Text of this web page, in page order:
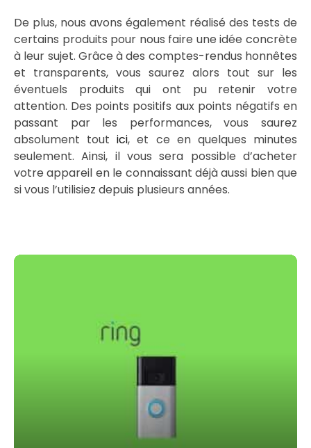
De plus, nous avons également réalisé des tests de
certains produits pour nous faire une idée concrète
à leur sujet. Grâce à des comptes-rendus honnêtes
et transparents, vous saurez alors tout sur les
éventuels produits qui ont pu retenir votre
attention. Des points positifs aux points négatifs en
passant par les performances, vous saurez
absolument toutici, et ce en quelques minutes
seulement. Ainsi, il vous sera possible d’acheter
votre appareil en le connaissant déjà aussi bien que
si vous l’utilisiez depuis plusieurs années.